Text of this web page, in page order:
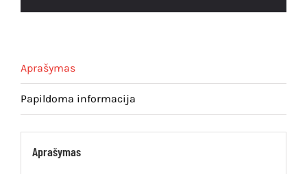
Aprašymas
Papildoma informacija
Aprašymas